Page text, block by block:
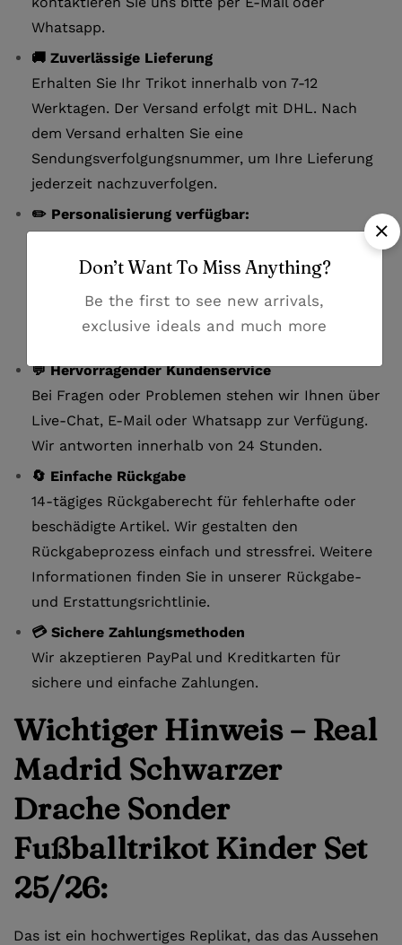
Whatsapp.
🚚 Zuverlässige Lieferung
Erhalten Sie Ihr Trikot innerhalb von 7-12
Werktagen. Der Versand erfolgt mit DHL. Nach
dem Versand erhalten Sie eine
Sendungsverfolgungsnummer, um Ihre Lieferung
jederzeit nachzuverfolgen.
✏️ Personalisierung verfügbar:
Gestalten Sie Ihr Real Madrid Schwarzer Drache
Sonder Fußballtrikot Kinder 25/26 individuell mit
Nummer (bis zu 2 Ziffern), um es einzigartig zu
💬 Hervorragender Kundenservice
Bei Fragen oder Problemen stehen wir Ihnen über
Live-Chat, E-Mail oder Whatsapp zur Verfügung.
Wir antworten innerhalb von 24 Stunden.
🔄 Einfache Rückgabe
14-tägiges Rückgaberecht für fehlerhafte oder
beschädigte Artikel. Wir gestalten den
Rückgabeprozess einfach und stressfrei. Weitere
Informationen finden Sie in unserer Rückgabe-
und Erstattungsrichtlinie.
💳 Sichere Zahlungsmethoden
Wir akzeptieren PayPal und Kreditkarten für
sichere und einfache Zahlungen.
Wichtiger Hinweis – Real
Madrid Schwarzer
Drache Sonder
Fußballtrikot Kinder Set
25/26:
Das ist ein hochwertiges Replikat, das das Aussehen
Don’t Want To Miss Anything?
Be the first to see new arrivals,
exclusive ideals and much more